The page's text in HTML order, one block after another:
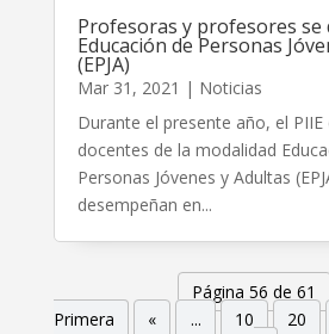
Profesoras y profesores se
Educación de Personas
(EPJA)
Mar 31, 2021 | Noticias
Durante el presente año, el
docentes de la modalidad
Personas Jóvenes y Adultas
desempeñan en...
Página 56 de 61
Primera
« ... 10 20